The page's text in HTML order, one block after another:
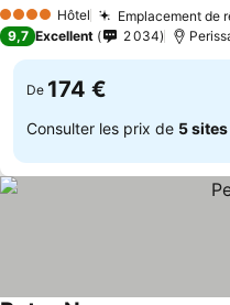
4 Étoiles Hôtel Emplacement de
9,7 Excellent 2 034
De 174 €
Consulter les prix de 5 sites